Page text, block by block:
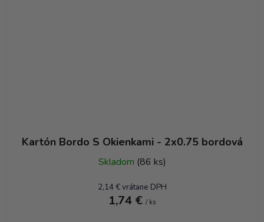
Kartón Bordo S Okienkami - 2x0.75 bordová
Skladom (86 ks)
2,14 € vrátane DPH
1,74 € / ks